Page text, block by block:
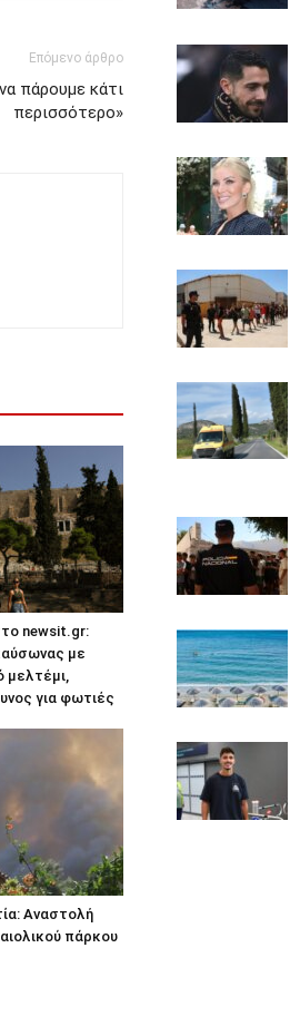
Επόμενο άρθρο
πάρουμε κάτι
περισσότερο»
newsit.gr:
με
μελτέμι,
για φωτιές
Αναστολή
πάρκου